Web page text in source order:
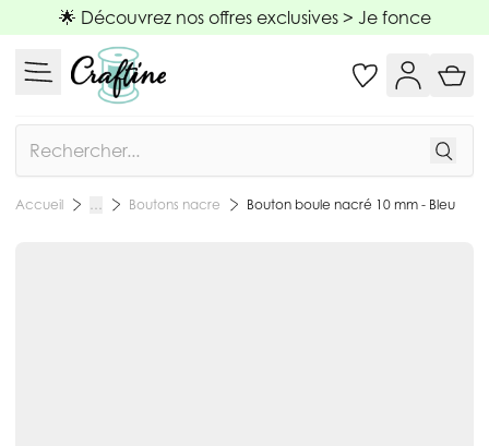
Allez au contenu
🌟 Découvrez nos offres exclusives > Je fonce
Accueil … Boutons nacre Bouton boule nacré 10 mm - Bleu